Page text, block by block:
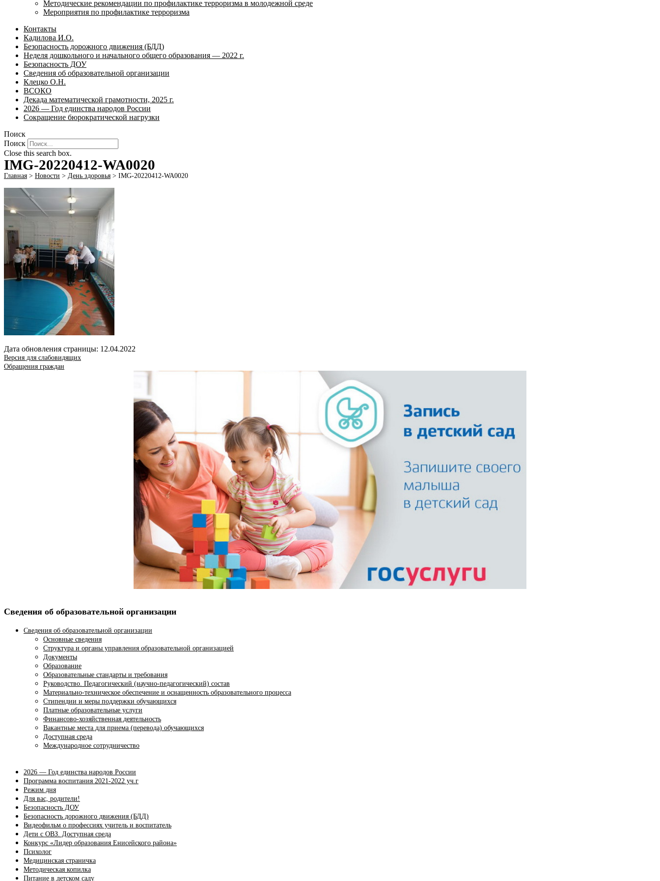
Методические рекомендации по профилактике терроризма в молодежной среде
Мероприятия по профилактике терроризма
Контакты
Кадилова И.О.
Безопасность дорожного движения (БДД)
Неделя дошкольного и начального общего образования — 2022 г.
Безопасность ДОУ
Сведения об образовательной организации
Клецко О.Н.
ВСОКО
Декада математической грамотности, 2025 г.
2026 — Год единства народов России
Сокращение бюрократической нагрузки
Поиск
Поиск
Close this search box.
IMG-20220412-WA0020
Главная > Новости > День здоровья > IMG-20220412-WA0020
Дата обновления страницы: 12.04.2022
Версия для слабовидящих
Обращения граждан
Сведения об образовательной организации
Сведения об образовательной организации
Основные сведения
Структура и органы управления образовательной организацией
Документы
Образование
Образовательные стандарты и требования
Руководство. Педагогический (научно-педагогический) состав
Материально-техническое обеспечение и оснащенность образовательного процесса
Стипендии и меры поддержки обучающихся
Платные образовательные услуги
Финансово-хозяйственная деятельность
Вакантные места для приема (перевода) обучающихся
Доступная среда
Международное сотрудничество
2026 — Год единства народов России
Программа воспитания 2021-2022 уч.г
Режим дня
Для вас, родители!
Безопасность ДОУ
Безопасность дорожного движения (БДД)
Видеофильм о профессиях учитель и воспитатель
Дети с ОВЗ. Доступная среда
Конкурс «Лидер образования Енисейского района»
Психолог
Медицинская страничка
Методическая копилка
Питание в детском саду